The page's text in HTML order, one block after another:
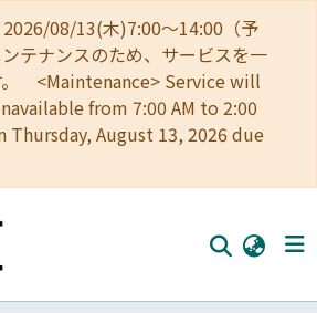
2026/08/13(木)7:00～14:00（予
テナンスのため、サービスを一
。 <Maintenance> Service will
from 7:00 AM to 2:00
Thursday, August 13, 2026 due